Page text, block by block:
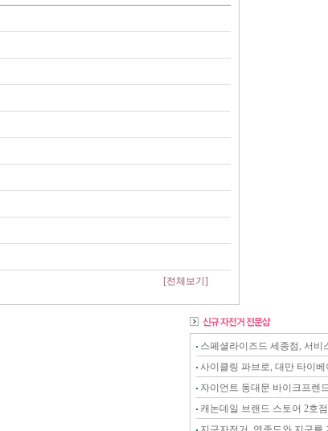
[전체보기]
스페셜라이즈드 세종점, 서비
닉이 강화된 전문샵
사이클링 파브로, 대만 타이베
미엄 스토어
자이언트 동대문 바이크프렌
를 아는 전문 스토어
캐논데일 브랜드 스토어 2호
온 천안점